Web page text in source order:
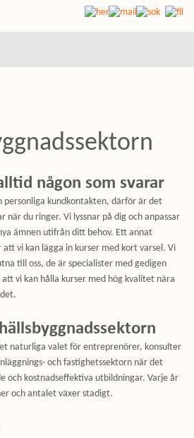
någon som svarar
personliga kundkontakten, därför är det
när du ringer. Vi lyssnar på dig och anpassar
ämnen utifrån ditt behov. Ett annat
vi kan lägga in kurser med kort varsel. Vi
till oss, de är specialister med gedigen
vi kan hålla kurser med hög kvalitet nära
naturliga valet för entreprenörer, konsulter
och fastighetssektorn när det
och kostnadseffektiva utbildningar. Varje år
och antalet växer stadigt.